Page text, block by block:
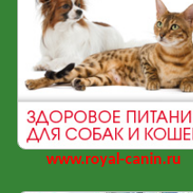
www.royal-canin.ru